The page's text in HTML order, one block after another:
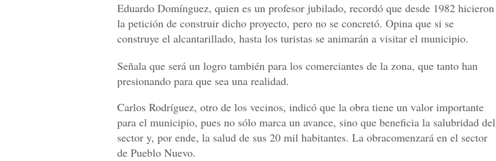
Eduardo Domínguez, quien es un profesor jubilado, recordó que desde 1982 hicieron
la petición de construir dicho proyecto, pero no se concretó. Opina que si se
construye el alcantarillado, hasta los turistas se animarán a visitar el municipio.
Señala que será un logro también para los comerciantes de la zona, que tanto han
presionando para que sea una realidad.
Carlos Rodríguez, otro de los vecinos, indicó que la obra tiene un valor importante
para el municipio, pues no sólo marca un avance, sino que beneficia la salubridad del
sector y, por ende, la salud de sus 20 mil habitantes. La obracomenzará en el sector
de Pueblo Nuevo.